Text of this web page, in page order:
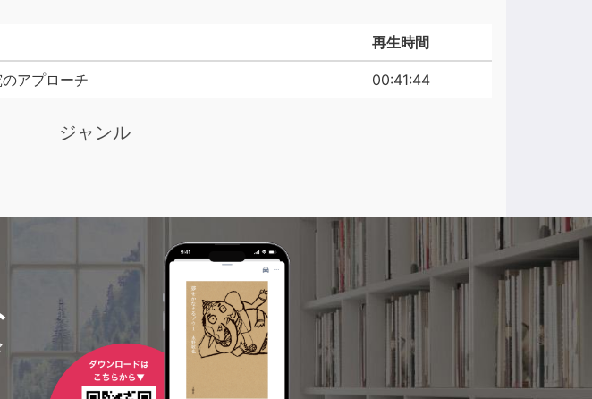
再生時間
アプローチ 00:41:44
ジャンル